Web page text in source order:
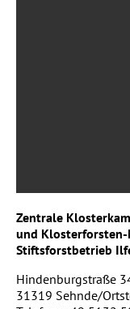
Zentrale
und Klosterforsten-
Stiftsforstbetrieb
Hindenburgstraße
31319 Sehnde/